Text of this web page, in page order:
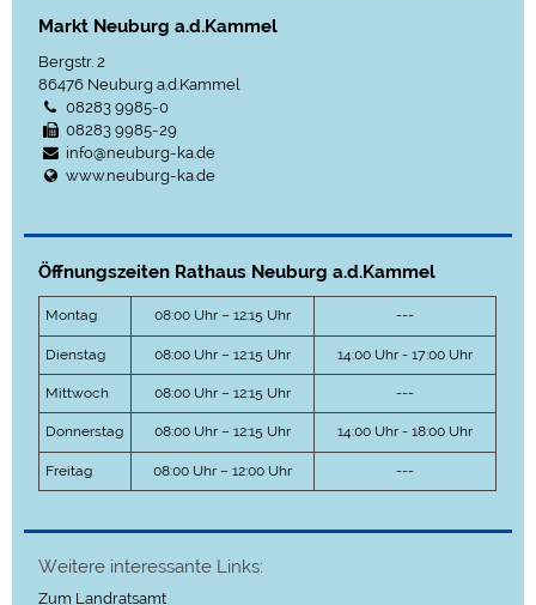
Markt Neuburg a.d.Kammel
Bergstr. 2
86476 Neuburg a.d.Kammel
08283 9985-0
08283 9985-29
info@neuburg-ka.de
www.neuburg-ka.de
Öffnungszeiten Rathaus Neuburg a.d.Kammel
Montag 08:00 Uhr – 12:15 Uhr ---
Dienstag 08:00 Uhr – 12:15 Uhr 14:00 Uhr - 17:00 Uhr
Mittwoch 08:00 Uhr – 12:15 Uhr ---
Donnerstag 08:00 Uhr – 12:15 Uhr 14:00 Uhr - 18:00 Uhr
Freitag 08:00 Uhr – 12:00 Uhr ---
Weitere interessante Links:
Zum Landratsamt